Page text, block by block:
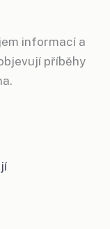
informací a
příběhy